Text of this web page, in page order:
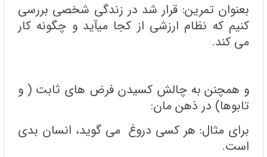
بعنوان تمرین: قرار شد در زندگی شخصی بررسی
کنیم که نظام ارزشی از کجا میآید و چگونه کار
می کند.
و همچنن به چالش کسیدن فرض های ثابت ( و
تابوها) در ذهن مان:
برای مثال: هر کسی دروغ می گوید، انسان بدی
است.